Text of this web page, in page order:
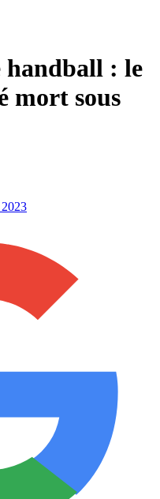
handball : le
mort sous